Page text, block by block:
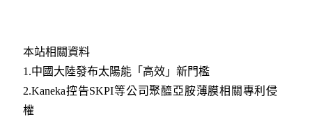
本站相關資料
1.中國大陸發布太陽能「高效」新門檻
2.Kaneka控告SKPI等公司聚醯亞胺薄膜相關專利侵
權